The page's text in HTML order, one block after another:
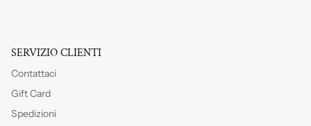
SERVIZIO CLIENTI
Contattaci
Gift Card
Spedizioni